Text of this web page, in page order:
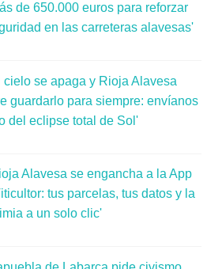
de 650.000 euros para reforzar
en las carreteras alavesas'
cielo se apaga y Rioja Alavesa
guardarlo para siempre: envíanos
del eclipse total de Sol'
Alavesa se engancha a la App
tus parcelas, tus datos y la
a un solo clic'